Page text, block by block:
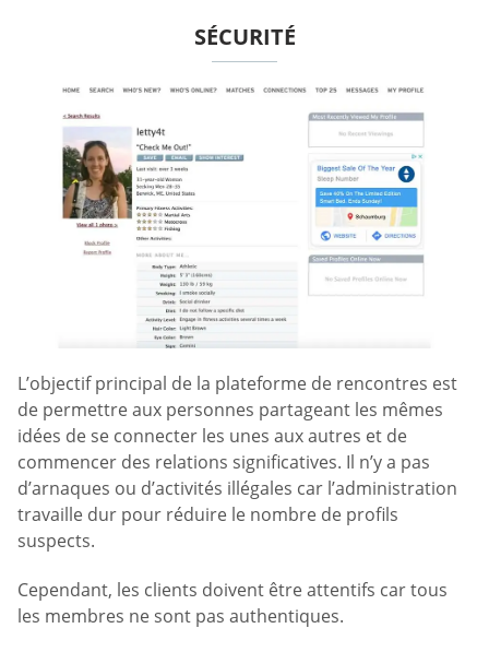
SÉCURITÉ
L’objectif principal de la plateforme de rencontres est
de permettre aux personnes partageant les mêmes
idées de se connecter les unes aux autres et de
commencer des relations significatives. Il n’y a pas
d’arnaques ou d’activités illégales car l’administration
travaille dur pour réduire le nombre de profils
suspects.
Cependant, les clients doivent être attentifs car tous
les membres ne sont pas authentiques.